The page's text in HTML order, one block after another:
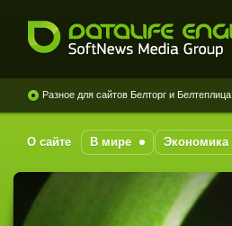
Media Group
Разное для сайтов Белторг и Белтеплица
О сайте В мире Экономика